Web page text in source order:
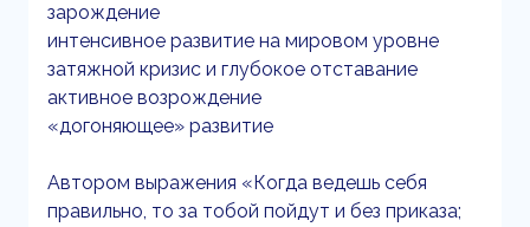
зарождение
интенсивное развитие на мировом уровне
затяжной кризис и глубокое отставание
активное возрождение
«догоняющее» развитие
Автором выражения «Когда ведешь себя
правильно, то за тобой пойдут и без приказа;